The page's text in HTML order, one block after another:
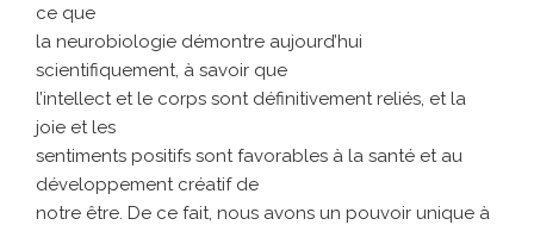
ce que
la neurobiologie démontre aujourd’hui
scientifiquement, à savoir que
l’intellect et le corps sont définitivement reliés, et la
joie et les
sentiments positifs sont favorables à la santé et au
développement créatif de
notre être. De ce fait, nous avons un pouvoir unique à